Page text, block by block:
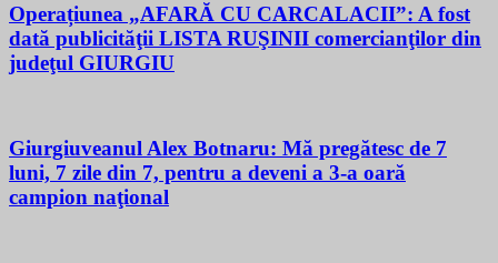
Operațiunea „AFARĂ CU CARCALACII”: A fost
dată publicităţii LISTA RUŞINII comercianţilor din
judeţul GIURGIU
Giurgiuveanul Alex Botnaru: Mă pregătesc de 7
luni, 7 zile din 7, pentru a deveni a 3-a oară
campion naţional